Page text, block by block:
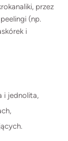
przez
(np.
i
i jednolita,